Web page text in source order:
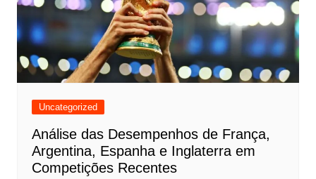
Uncategorized
Análise das Desempenhos de França,
Argentina, Espanha e Inglaterra em
Competições Recentes